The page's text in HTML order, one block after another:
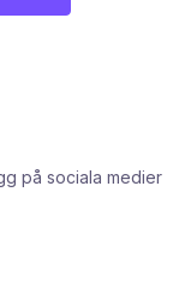
på sociala medier